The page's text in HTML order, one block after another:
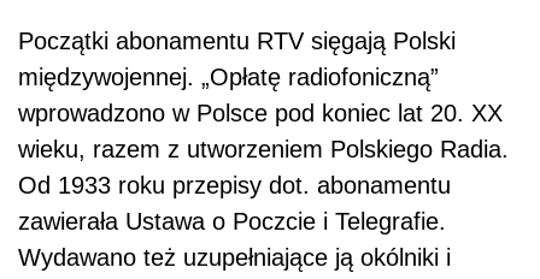
Początki abonamentu RTV sięgają Polski
międzywojennej. „Opłatę radiofoniczną”
wprowadzono w Polsce pod koniec lat 20. XX
wieku, razem z utworzeniem Polskiego Radia.
Od 1933 roku przepisy dot. abonamentu
zawierała Ustawa o Poczcie i Telegrafie.
Wydawano też uzupełniające ją okólniki i